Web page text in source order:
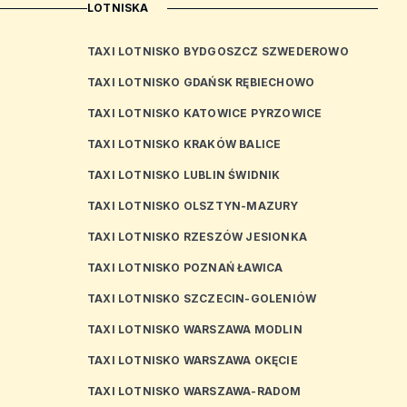
LOTNISKA
TAXI LOTNISKO BYDGOSZCZ SZWEDEROWO
TAXI LOTNISKO GDAŃSK RĘBIECHOWO
TAXI LOTNISKO KATOWICE PYRZOWICE
TAXI LOTNISKO KRAKÓW BALICE
TAXI LOTNISKO LUBLIN ŚWIDNIK
TAXI LOTNISKO OLSZTYN-MAZURY
TAXI LOTNISKO RZESZÓW JESIONKA
TAXI LOTNISKO POZNAŃ ŁAWICA
TAXI LOTNISKO SZCZECIN-GOLENIÓW
TAXI LOTNISKO WARSZAWA MODLIN
TAXI LOTNISKO WARSZAWA OKĘCIE
TAXI LOTNISKO WARSZAWA-RADOM